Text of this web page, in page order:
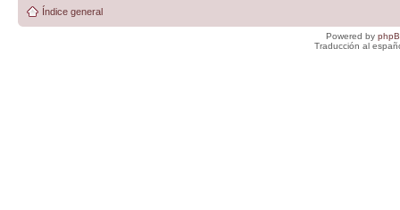
Índice general
Powered by
Traducción al